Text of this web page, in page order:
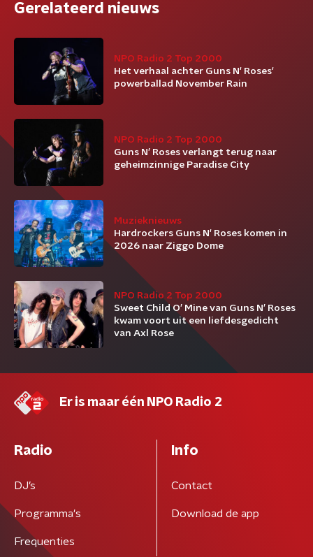
Gerelateerd nieuws
NPO Radio 2 Top 2000
Het verhaal achter Guns N' Roses'
powerballad November Rain
NPO Radio 2 Top 2000
Guns N’ Roses verlangt terug naar
geheimzinnige Paradise City
Muzieknieuws
Hardrockers Guns N' Roses komen in
2026 naar Ziggo Dome
NPO Radio 2 Top 2000
Sweet Child O’ Mine van Guns N’ Roses
kwam voort uit een liefdesgedicht
van Axl Rose
Er is maar één NPO Radio 2
Radio
DJ’s
Programma's
Frequenties
Info
Contact
Download de app